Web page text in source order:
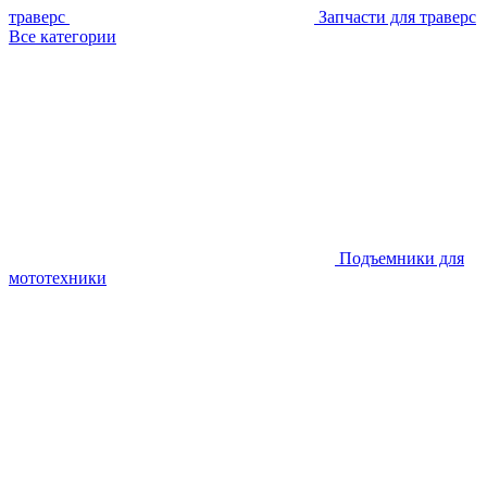
траверс
Запчасти для траверс
Все категории
Подъемники для
мототехники